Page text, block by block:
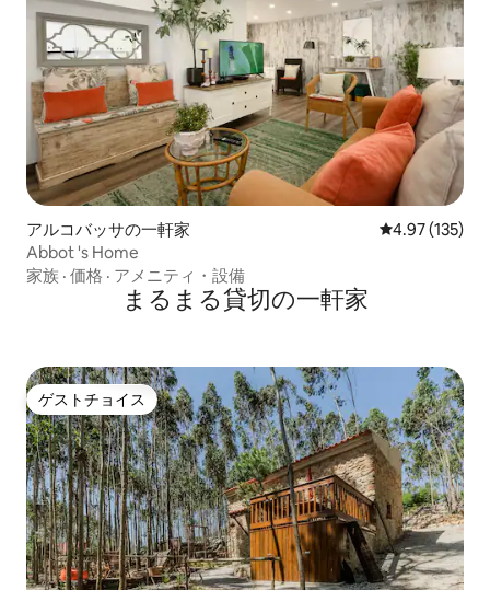
アルコバッサの一軒家 レビュー135
4.97 (135)
Abbot 's Home
家族 · 価格 · アメニティ・設備
まるまる貸切の一軒家
ゲストチョイス
ゲストチョイス